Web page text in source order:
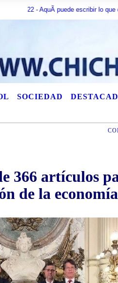
- AquÃ­ puede escribir lo que quiera,
SOCIEDAD
366 artículos
de la economía